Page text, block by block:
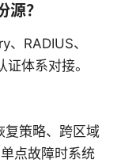
？
RADIUS、
体系对接。
复策略、跨区域
点故障时系统